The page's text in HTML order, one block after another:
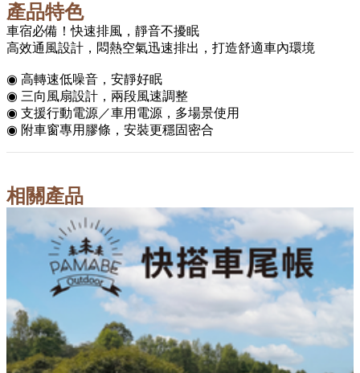
產品特色
車宿必備！快速排風，靜音不擾眠
高效通風設計，悶熱空氣迅速排出，打造舒適車內環境
◉ 高轉速低噪音，安靜好眠
◉ 三向風扇設計，兩段風速調整
◉ 支援行動電源／車用電源，多場景使用
◉ 附車窗專用膠條，安裝更穩固密合
相關產品